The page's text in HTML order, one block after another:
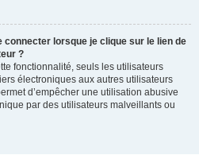
connecter lorsque je clique sur le lien de
?
fonctionnalité, seuls les utilisateurs
électroniques aux autres utilisateurs
d’empêcher une utilisation abusive
par des utilisateurs malveillants ou